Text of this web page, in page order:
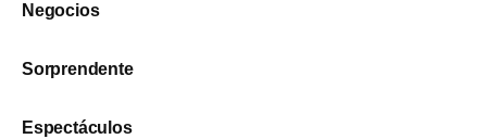
Negocios
Sorprendente
Espectáculos